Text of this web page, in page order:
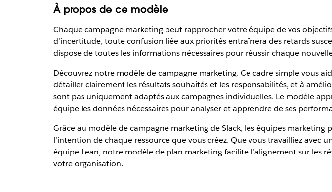
À propos de ce modèle
Chaque campagne marketing peut rapprocher votre équipe de vos
d’incertitude, toute confusion liée aux priorités entraînera des retards
dispose de toutes les informations nécessaires pour réussir chaque
Découvrez notre modèle de campagne marketing. Ce cadre simple vous
détailler clairement les résultats souhaités et les responsabilités, et à
sont pas uniquement adaptés aux campagnes individuelles. Le modèle
équipe les données nécessaires pour analyser et apprendre de ses
Grâce au modèle de campagne marketing de Slack, les équipes
l’intention de chaque ressource que vous créez. Que vous travailliez
équipe Lean, notre modèle de plan marketing facilite l’alignement sur les
votre organisation.